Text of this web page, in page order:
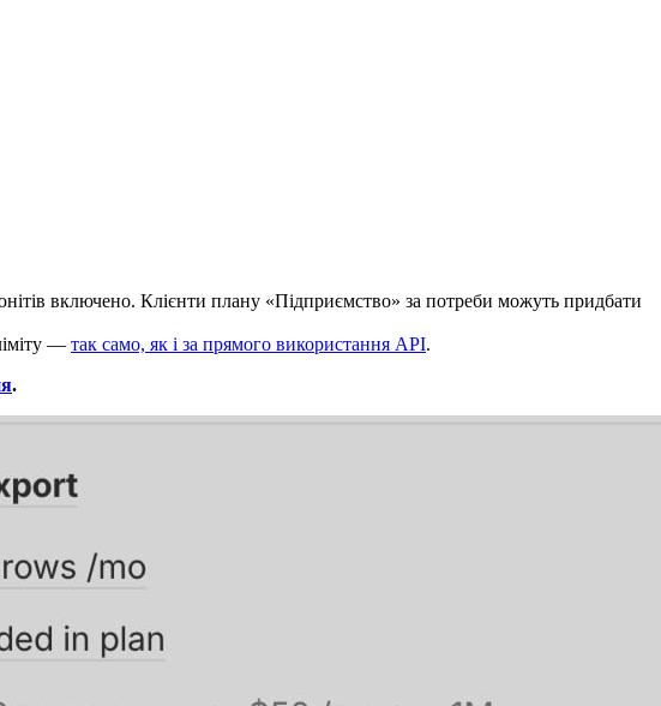
включено. Клієнти плану «Підприємство» за потреби можуть придбати
— так само, як і за прямого використання API.
.